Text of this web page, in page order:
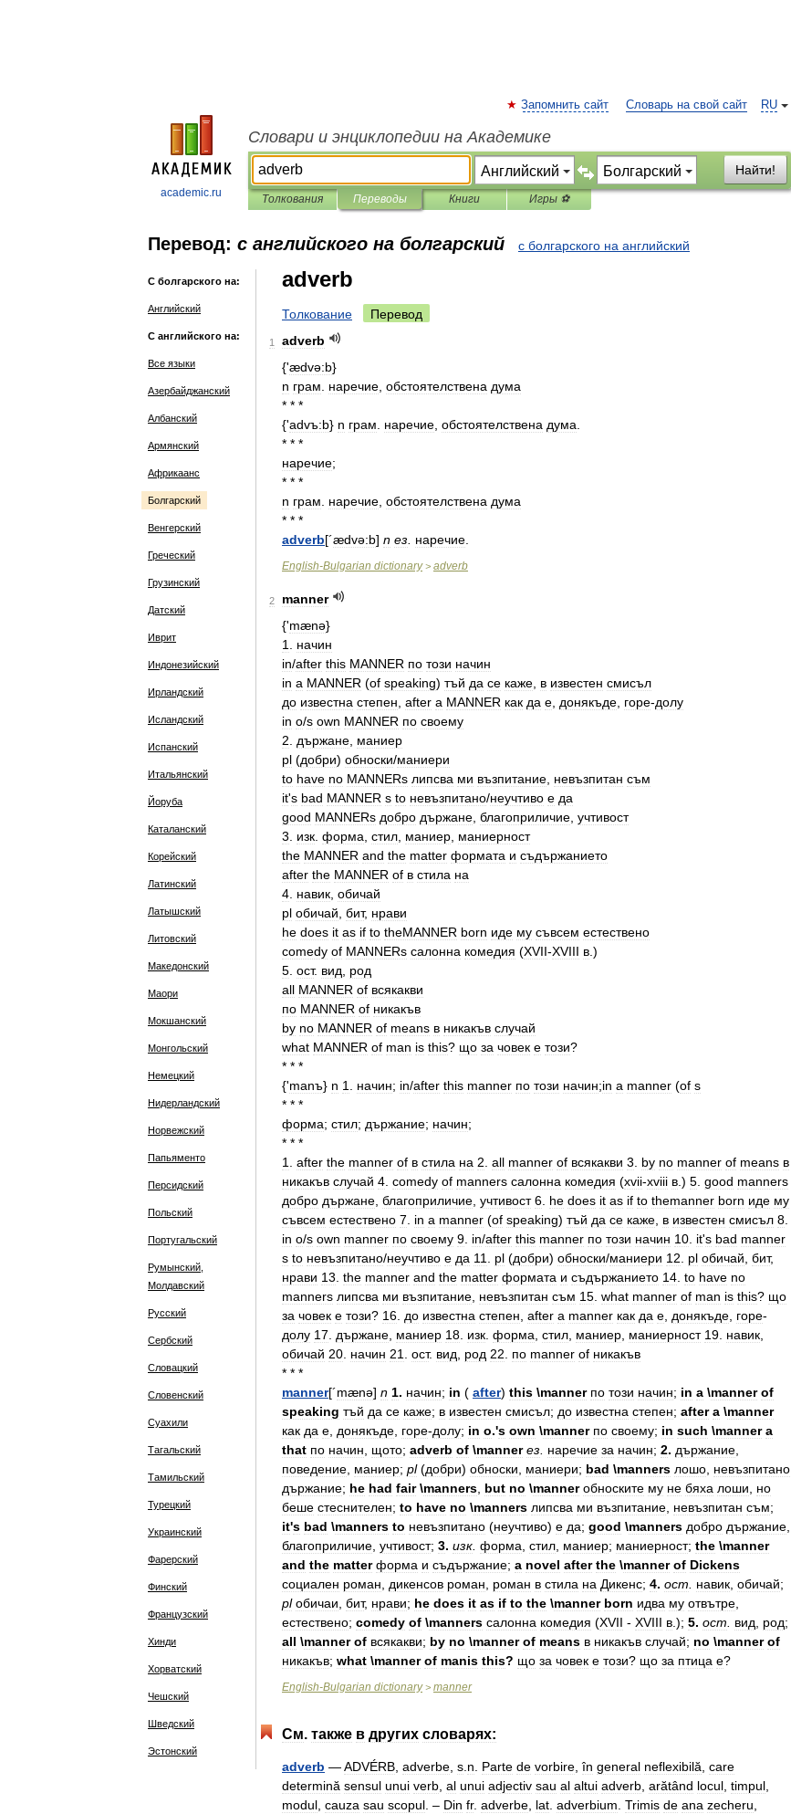
academic.ru
RU
Запомнить сайт Словарь на свой сайт
Словари и энциклопедии на Академике
Найти!
Толкования Переводы Книги Игры ⚽
Перевод: с английского на болгарский с болгарского на английский
С болгарского на:
Английский
С английского на:
Все языки
Азербайджанский
Албанский
Армянский
Африкаанс
Болгарский
Венгерский
Греческий
Грузинский
Датский
Иврит
Индонезийский
Ирландский
Исландский
Испанский
Итальянский
Йоруба
Каталанский
Корейский
Латинский
Латышский
Литовский
Македонский
Маори
Мокшанский
Монгольский
Немецкий
Нидерландский
Норвежский
Папьяменто
Персидский
Польский
Португальский
Румынский,
Молдавский
Русский
Сербский
Словацкий
Словенский
Суахили
Тагальский
Тамильский
Турецкий
Украинский
Фарерский
Финский
Французский
Хинди
Хорватский
Чешский
Шведский
Эстонский
adverb
Толкование Перевод
1
adverb
{'ædvə:b}
n грам наречие обстоятелствена дума
* * *
{'advъ:b} n грам наречие обстоятелствена дума
* * *
наречие;
* * *
n грам наречие обстоятелствена дума
* * *
adverb[´ædvə:b] n ез наречие
English-Bulgarian dictionary> adverb
2
manner
{'mænə}
1
начин
in/after this MANNER по този начин
in a MANNER (of speaking) тъй да се каже в известен смисъл
до известна степен after a MANNER как да e донякъде гope-долу
in o/s own MANNER по своему
2
държане маниер
pl (добри) обноски/маниери
to have no MANNERs липсва ми възпитание невъзпитан съм
it's bad MANNER s to невъзпитано/неучтиво e да
good MANNERs добро държане благоприличие учтивост
3
изк форма стил маниер маниерност
the MANNER and the matter формата и съдържанието
after the MANNER of в стила на
4 навик обичай
pl обичай бит, нрави
he does it as if to theMANNER born иде му съвсем естествено
comedy of MANNERs салонна комедия (XVII-XVIII в .)
5 ост. вид
род
all MANNER of всякакви
по MANNER of никакъв
by no MANNER of means в никакъв случай
what MANNER of man is this? що за човек е този?
* * *
{'manъ} n 1 начин; in/after this manner по този начин;in a manner (of s
* * *
форма; стил; държание; начин;
* * *
1
after the manner of в стила на 2 all manner of всякакви 3 by no manner of means в
никакъв случай 4 comedy of manners салонна комедия (xvii-xviii в .) 5 good manners
добро държане благоприличие учтивост 6 he does it as if to themanner born иде му
съвсем естествено 7 in a manner (of speaking) тъй да се каже в известен смисъл 8
in o/s own manner по своему 9 in/after this manner по този начин 10 it's bad manner
s to невъзпитано/неучтиво e да 11 pl (добри) обноски/маниери 12 pl обичай бит,
нрави 13 the manner and the matter формата и съдържанието 14 to have no
manners липсва ми възпитание невъзпитан съм 15 what manner of man is this? що
за човек е този? 16 до известна степен after a manner как да e донякъде гope-
долу 17 държане маниер 18 изк форма стил маниер маниерност 19 навик
обичай 20 начин 21 ост. вид род 22 по manner of никакъв
* * *
manner[´mænə] n 1. начин; in ( after) this \manner по този начин; in a \manner of
speaking тъй да се каже; в известен смисъл; до известна степен; after a \manner
как да е донякъде горе-долу; in o.'s own \manner по своему; in such \manner a
that по начин щото; adverb of \manner ез наречие за начин; 2. държание
поведение маниер; pl (добри) обноски маниери; bad \manners лошо невъзпитано
държание; he had fair\manners but no \manner обноските му не бяха лоши
но
беше стеснителен; to have no \manners липсва ми възпитание невъзпитан съм;
it's bad \manners to невъзпитано (неучтиво) е да; good \manners добро държание
благоприличие учтивост; 3. изк форма стил маниер; маниерност; the \manner
and the matter форма и съдържание; a novel after the \manner of Dickens
социален роман дикенсов роман роман в стила на Дикенс; 4. ост навик обичай;
pl обичаи бит, нрави; he does it as if to the \manner born идва му отвътре
естествено; comedy of \manners салонна комедия (ХVII - ХVIII в .); 5. ост вид род;
all \manner of всякакви; by no \manner of means в никакъв случай; no \manner of
никакъв; what \manner of manis this? що за човек е този? що за птица е?
English-Bulgarian dictionary> manner
См. также в других словарях:
adverb —ADVÉRB adverbe s n Parte de vorbire ,în general neflexibilă care
determină sensul unui verb al unui adjectiv sau al altui adverb arătând locul timpul
modul cauza sau scopul . – Din fr. adverbe lat adverbium Trimis de ana zecheru